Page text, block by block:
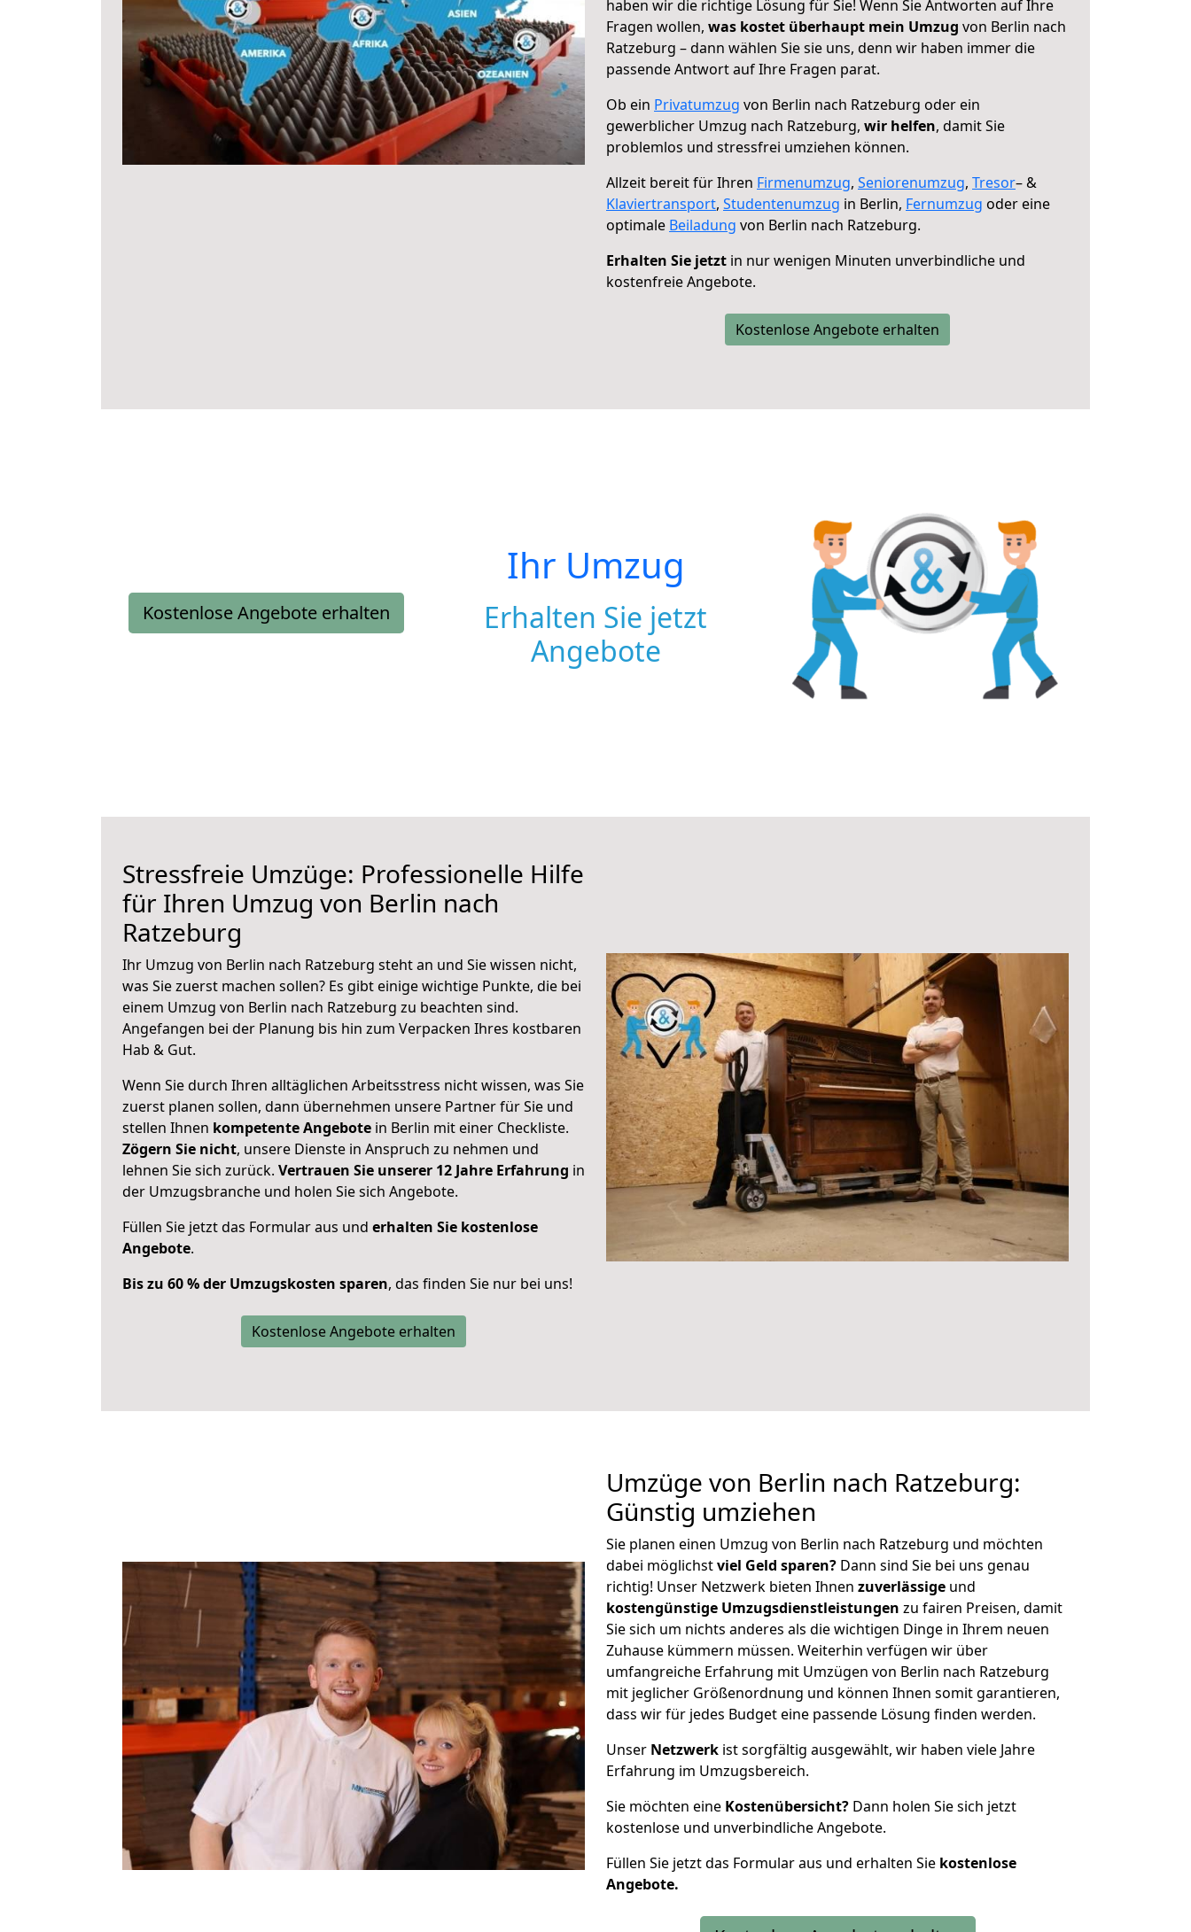
haben wir die richtige Lösung für Sie! Wenn Sie Antworten auf Ihre
Fragen wollen, was kostet überhaupt mein Umzug von Berlin nach
Ratzeburg – dann wählen Sie sie uns, denn wir haben immer die
passende Antwort auf Ihre Fragen parat.
Ob ein Privatumzug von Berlin nach Ratzeburg oder ein
gewerblicher Umzug nach Ratzeburg, wir helfen, damit Sie
problemlos und stressfrei umziehen können.
Allzeit bereit für Ihren Firmenumzug, Seniorenumzug, Tresor– &
Klaviertransport, Studentenumzug in Berlin, Fernumzug oder eine
optimale Beiladung von Berlin nach Ratzeburg.
Erhalten Sie jetzt in nur wenigen Minuten unverbindliche und
kostenfreie Angebote.
Kostenlose Angebote erhalten
Kostenlose Angebote erhalten
Ihr Umzug
Erhalten Sie jetzt
Angebote
Stressfreie Umzüge: Professionelle Hilfe
für Ihren Umzug von Berlin nach
Ratzeburg
Ihr Umzug von Berlin nach Ratzeburg steht an und Sie wissen nicht,
was Sie zuerst machen sollen? Es gibt einige wichtige Punkte, die bei
einem Umzug von Berlin nach Ratzeburg zu beachten sind.
Angefangen bei der Planung bis hin zum Verpacken Ihres kostbaren
Hab & Gut.
Wenn Sie durch Ihren alltäglichen Arbeitsstress nicht wissen, was Sie
zuerst planen sollen, dann übernehmen unsere Partner für Sie und
stellen Ihnen kompetente Angebote in Berlin mit einer Checkliste.
Zögern Sie nicht, unsere Dienste in Anspruch zu nehmen und
lehnen Sie sich zurück. Vertrauen Sie unserer 12 Jahre Erfahrung in
der Umzugsbranche und holen Sie sich Angebote.
Füllen Sie jetzt das Formular aus und erhalten Sie kostenlose
Angebote.
Bis zu 60 % der Umzugskosten sparen, das finden Sie nur bei uns!
Kostenlose Angebote erhalten
Umzüge von Berlin nach Ratzeburg:
Günstig umziehen
Sie planen einen Umzug von Berlin nach Ratzeburg und möchten
dabei möglichstviel Geld sparen? Dann sind Sie bei uns genau
richtig! Unser Netzwerk bieten Ihnen zuverlässige und
kostengünstige Umzugsdienstleistungen zu fairen Preisen, damit
Sie sich um nichts anderes als die wichtigen Dinge in Ihrem neuen
Zuhause kümmern müssen. Weiterhin verfügen wir über
umfangreiche Erfahrung mit Umzügen von Berlin nach Ratzeburg
mit jeglicher Größenordnung und können Ihnen somit garantieren,
dass wir für jedes Budget eine passende Lösung finden werden.
Unser Netzwerk ist sorgfältig ausgewählt, wir haben viele Jahre
Erfahrung im Umzugsbereich.
Sie möchten eine Kostenübersicht? Dann holen Sie sich jetzt
kostenlose und unverbindliche Angebote.
Füllen Sie jetzt das Formular aus und erhalten Sie kostenlose
Angebote.